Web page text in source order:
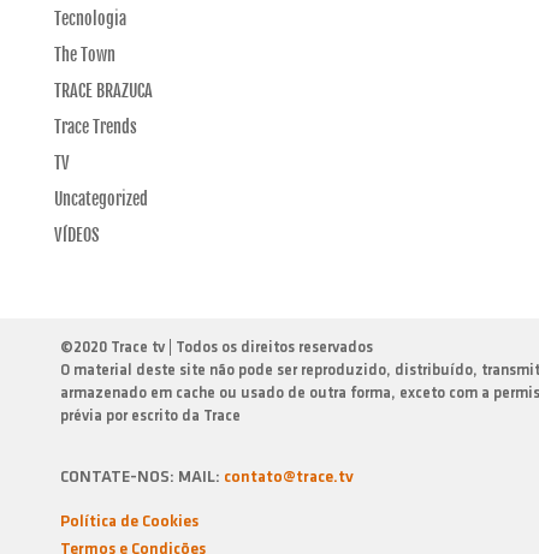
Tecnologia
The Town
TRACE BRAZUCA
Trace Trends
TV
Uncategorized
VÍDEOS
©2020 Trace tv | Todos os direitos reservados
O material deste site não pode ser reproduzido, distribuído,
armazenado em cache ou usado de outra forma, exceto com a
prévia por escrito da Trace
CONTATE-NOS: MAIL: contato@trace.tv
Política de Cookies
Termos e Condiçōes